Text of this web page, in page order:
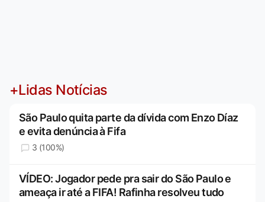
+Lidas Notícias
São Paulo quita parte da dívida com Enzo Díaz
e evita denúncia à Fifa
3 (100%)
VÍDEO: Jogador pede pra sair do São Paulo e
ameaça ir até a FIFA! Rafinha resolveu tudo